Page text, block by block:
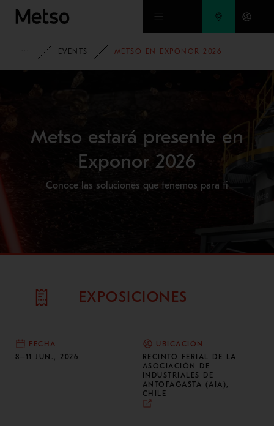
Ir al contenido principal
HOME
EVENTS METSO EN EXPONOR 2026
Metso estará presente en
Exponor 2026
Conoce las soluciones que tenemos para ti
EXPOSICIONES
FECHA
8–11 JUN., 2026
UBICACIÓN
RECINTO FERIAL DE LA
ASOCIACIÓN DE
INDUSTRIALES DE
ANTOFAGASTA (AIA),
CHILE